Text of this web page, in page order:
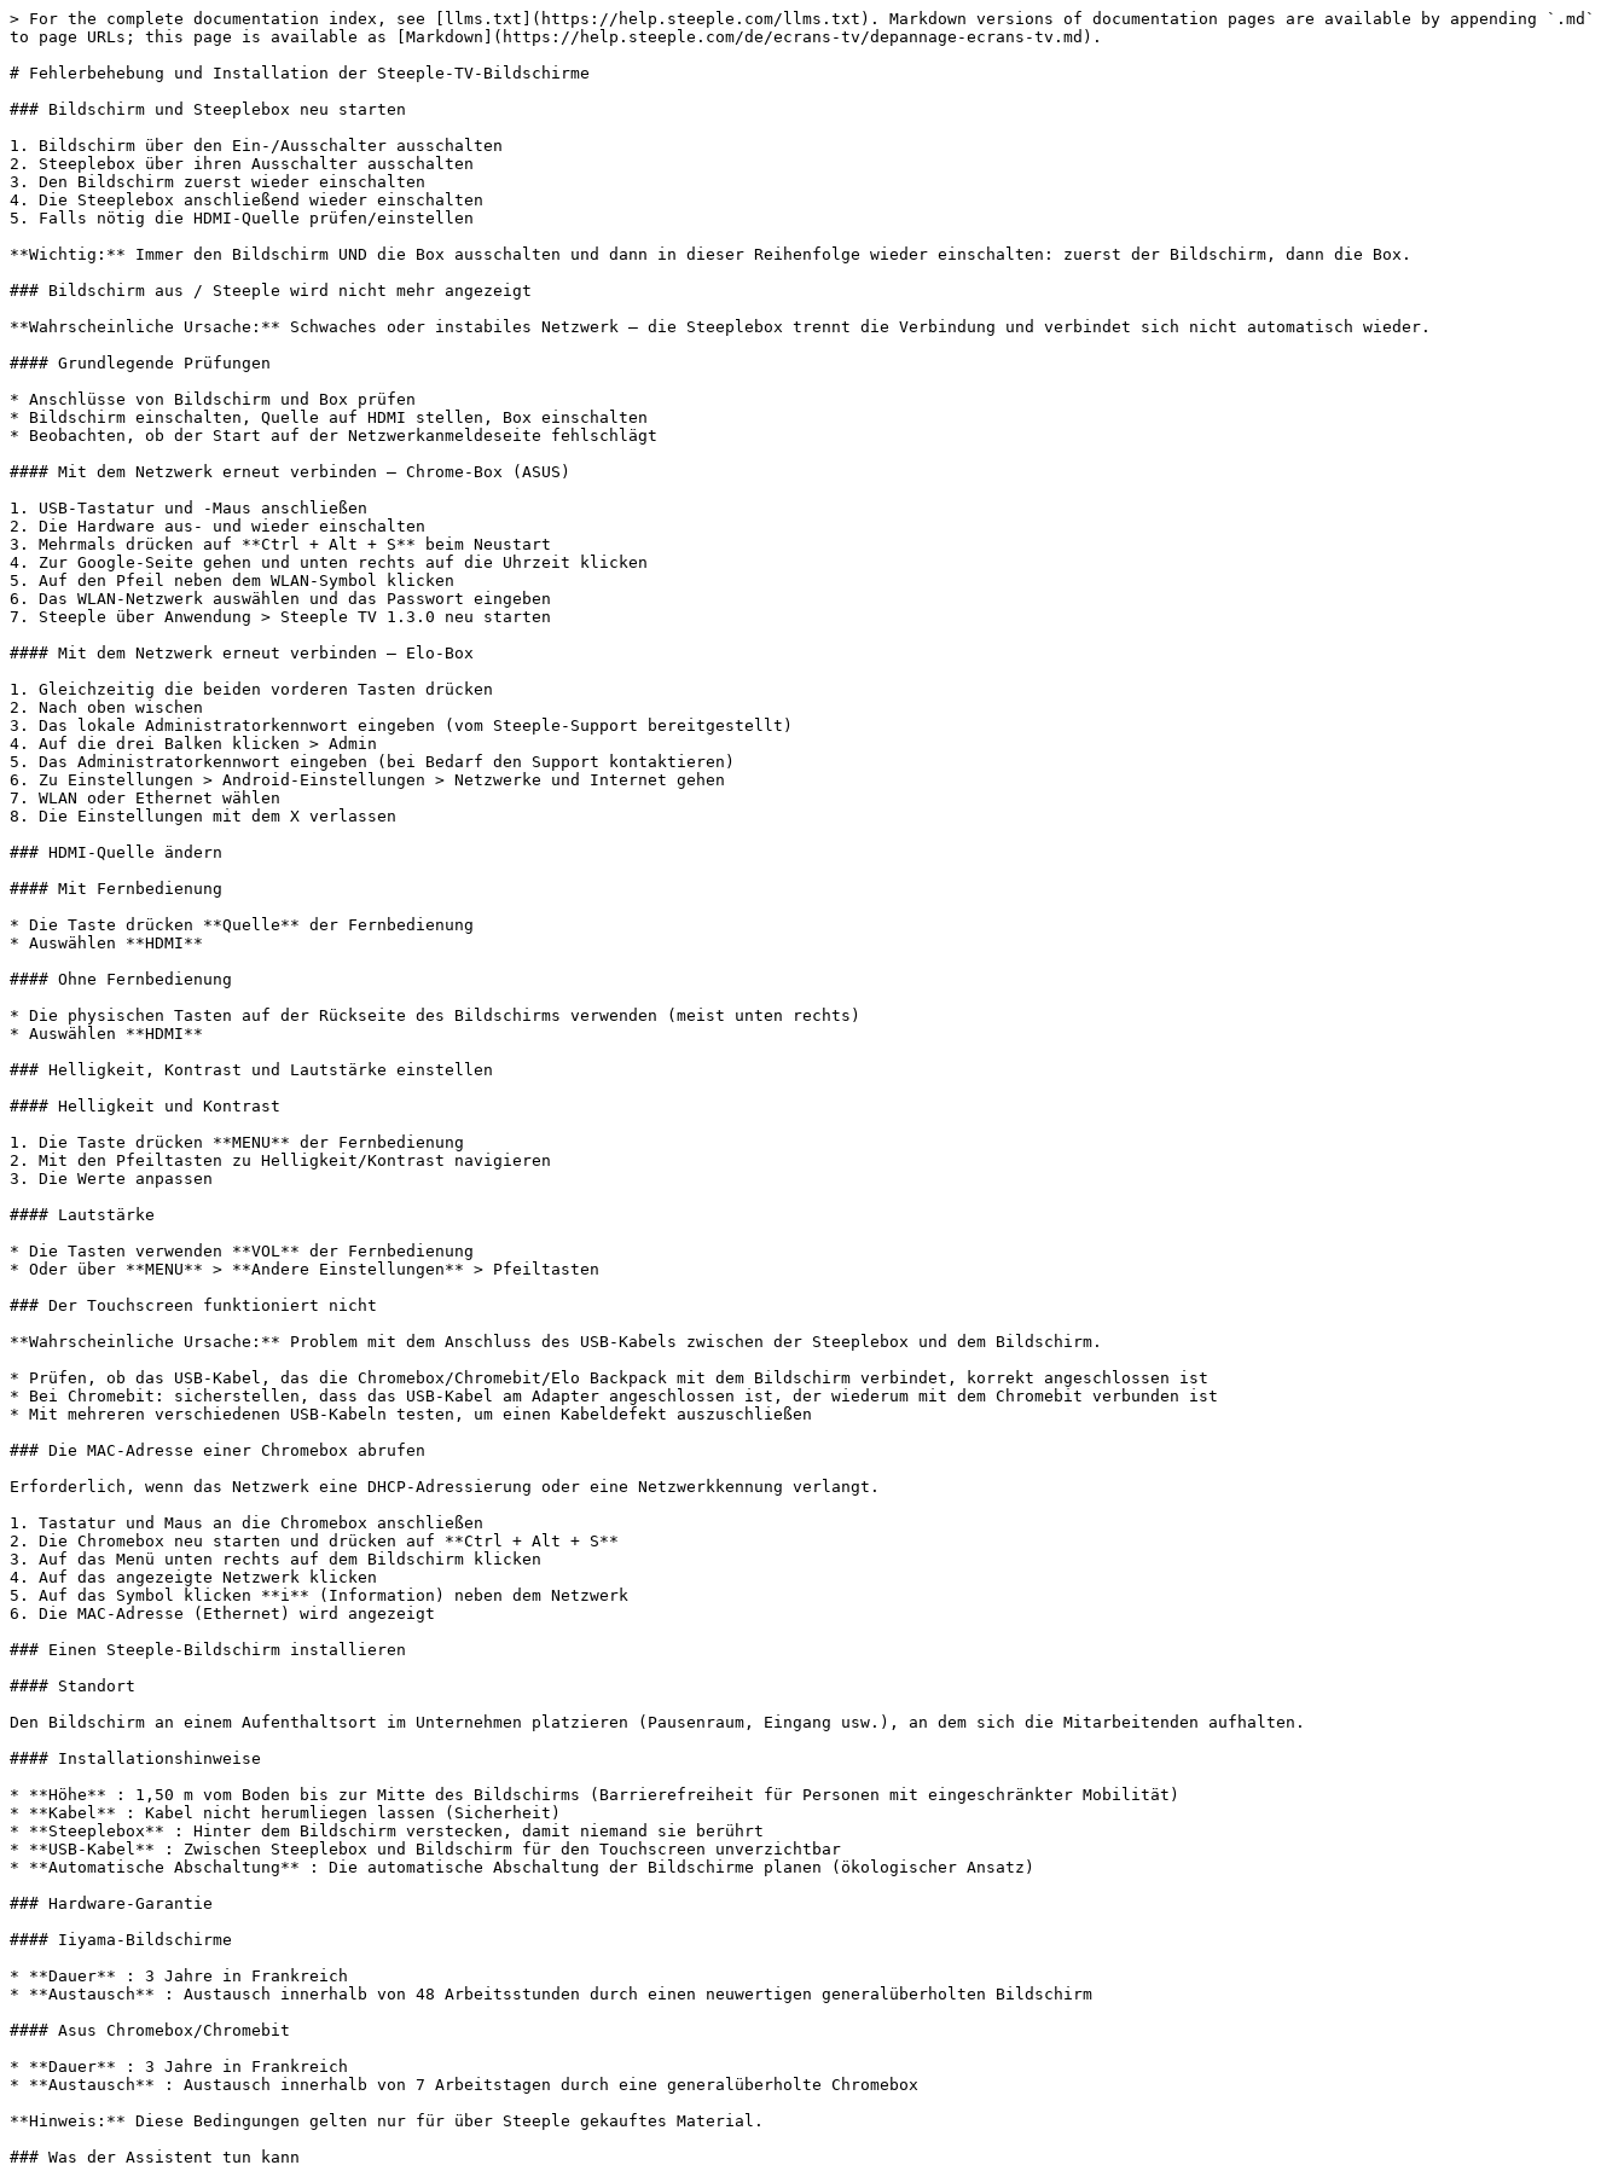
> For the complete documentation index, see [llms.txt](https://help.steeple.com/llms.txt). Markdown versions of documentation pages are available by appending `.md`
to page URLs; this page is available as [Markdown](https://help.steeple.com/de/ecrans-tv/depannage-ecrans-tv.md).
# Fehlerbehebung und Installation der Steeple-TV-Bildschirme
### Bildschirm und Steeplebox neu starten
1. Bildschirm über den Ein-/Ausschalter ausschalten
2. Steeplebox über ihren Ausschalter ausschalten
3. Den Bildschirm zuerst wieder einschalten
4. Die Steeplebox anschließend wieder einschalten
5. Falls nötig die HDMI-Quelle prüfen/einstellen
**Wichtig:** Immer den Bildschirm UND die Box ausschalten und dann in dieser Reihenfolge wieder einschalten: zuerst der Bildschirm, dann die Box.
### Bildschirm aus / Steeple wird nicht mehr angezeigt
**Wahrscheinliche Ursache:** Schwaches oder instabiles Netzwerk — die Steeplebox trennt die Verbindung und verbindet sich nicht automatisch wieder.
#### Grundlegende Prüfungen
* Anschlüsse von Bildschirm und Box prüfen
* Bildschirm einschalten, Quelle auf HDMI stellen, Box einschalten
* Beobachten, ob der Start auf der Netzwerkanmeldeseite fehlschlägt
#### Mit dem Netzwerk erneut verbinden — Chrome-Box (ASUS)
1. USB-Tastatur und -Maus anschließen
2. Die Hardware aus- und wieder einschalten
3. Mehrmals drücken auf **Ctrl + Alt + S** beim Neustart
4. Zur Google-Seite gehen und unten rechts auf die Uhrzeit klicken
5. Auf den Pfeil neben dem WLAN-Symbol klicken
6. Das WLAN-Netzwerk auswählen und das Passwort eingeben
7. Steeple über Anwendung > Steeple TV 1.3.0 neu starten
#### Mit dem Netzwerk erneut verbinden — Elo-Box
1. Gleichzeitig die beiden vorderen Tasten drücken
2. Nach oben wischen
3. Das lokale Administratorkennwort eingeben (vom Steeple-Support bereitgestellt)
4. Auf die drei Balken klicken > Admin
5. Das Administratorkennwort eingeben (bei Bedarf den Support kontaktieren)
6. Zu Einstellungen > Android-Einstellungen > Netzwerke und Internet gehen
7. WLAN oder Ethernet wählen
8. Die Einstellungen mit dem X verlassen
### HDMI-Quelle ändern
#### Mit Fernbedienung
* Die Taste drücken **Quelle** der Fernbedienung
* Auswählen **HDMI**
#### Ohne Fernbedienung
* Die physischen Tasten auf der Rückseite des Bildschirms verwenden (meist unten rechts)
* Auswählen **HDMI**
### Helligkeit, Kontrast und Lautstärke einstellen
#### Helligkeit und Kontrast
1. Die Taste drücken **MENU** der Fernbedienung
2. Mit den Pfeiltasten zu Helligkeit/Kontrast navigieren
3. Die Werte anpassen
#### Lautstärke
* Die Tasten verwenden **VOL** der Fernbedienung
* Oder über **MENU** > **Andere Einstellungen** > Pfeiltasten
### Der Touchscreen funktioniert nicht
**Wahrscheinliche Ursache:** Problem mit dem Anschluss des USB-Kabels zwischen der Steeplebox und dem Bildschirm.
* Prüfen, ob das USB-Kabel, das die Chromebox/Chromebit/Elo Backpack mit dem Bildschirm verbindet, korrekt angeschlossen ist
* Bei Chromebit: sicherstellen, dass das USB-Kabel am Adapter angeschlossen ist, der wiederum mit dem Chromebit verbunden ist
* Mit mehreren verschiedenen USB-Kabeln testen, um einen Kabeldefekt auszuschließen
### Die MAC-Adresse einer Chromebox abrufen
Erforderlich, wenn das Netzwerk eine DHCP-Adressierung oder eine Netzwerkkennung verlangt.
1. Tastatur und Maus an die Chromebox anschließen
2. Die Chromebox neu starten und drücken auf **Ctrl + Alt + S**
3. Auf das Menü unten rechts auf dem Bildschirm klicken
4. Auf das angezeigte Netzwerk klicken
5. Auf das Symbol klicken **i** (Information) neben dem Netzwerk
6. Die MAC-Adresse (Ethernet) wird angezeigt
### Einen Steeple-Bildschirm installieren
#### Standort
Den Bildschirm an einem Aufenthaltsort im Unternehmen platzieren (Pausenraum, Eingang usw.), an dem sich die Mitarbeitenden aufhalten.
#### Installationshinweise
* **Höhe** : 1,50 m vom Boden bis zur Mitte des Bildschirms (Barrierefreiheit für Personen mit eingeschränkter Mobilität)
* **Kabel** : Kabel nicht herumliegen lassen (Sicherheit)
* **Steeplebox** : Hinter dem Bildschirm verstecken, damit niemand sie berührt
* **USB-Kabel** : Zwischen Steeplebox und Bildschirm für den Touchscreen unverzichtbar
* **Automatische Abschaltung** : Die automatische Abschaltung der Bildschirme planen (ökologischer Ansatz)
### Hardware-Garantie
#### Iiyama-Bildschirme
* **Dauer** : 3 Jahre in Frankreich
* **Austausch** : Austausch innerhalb von 48 Arbeitsstunden durch einen neuwertigen generalüberholten Bildschirm
#### Asus Chromebox/Chromebit
* **Dauer** : 3 Jahre in Frankreich
* **Austausch** : Austausch innerhalb von 7 Arbeitstagen durch eine generalüberholte Chromebox
**Hinweis:** Diese Bedingungen gelten nur für über Steeple gekauftes Material.
### Was der Assistent tun kann